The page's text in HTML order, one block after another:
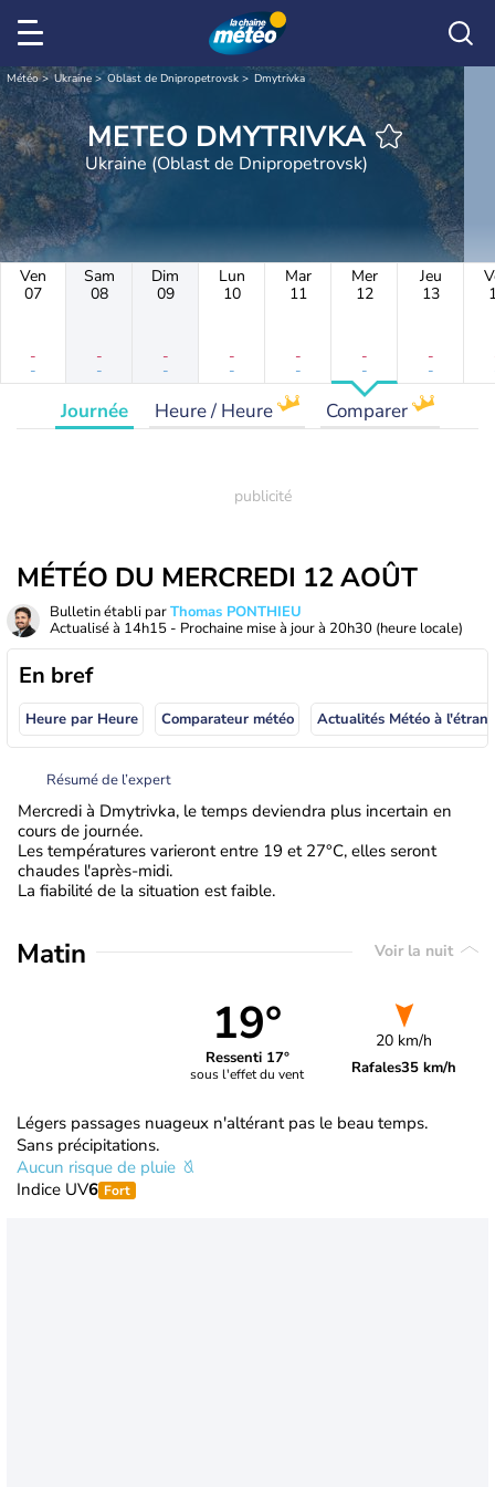
Météo Ukraine Oblast de Dnipropetrovsk Dmytrivka
METEO DMYTRIVKA
Ukraine (Oblast de Dnipropetrovsk)
Ven
07
-
-
Sam
08
-
-
Dim
09
-
-
Lun
10
-
-
Mar
11
-
-
Mer
12
-
-
Jeu
13
-
-
Journée Heure / Heure Comparer
MÉTÉO DU MERCREDI 12 AOÛT
Bulletin établi parThomas PONTHIEU
Actualisé à 14h15 - Prochaine mise à jour à 20h30 (heure locale)
En bref
Heure par Heure Comparateur météo
Résumé de l’expert
Mercredi à Dmytrivka, le temps deviendra plus incertain en
cours de journée.
Les températures varieront entre 19 et 27°C, elles seront
chaudes l'après-midi.
La fiabilité de la situation est faible.
Matin Voir la nuit
19°
Ressenti 17°
sous l'effet du vent
20 km/h
Rafales35 km/h
Légers passages nuageux n'altérant pas le beau temps.
Sans précipitations.
Aucun risque de pluie
Indice UV6 Fort